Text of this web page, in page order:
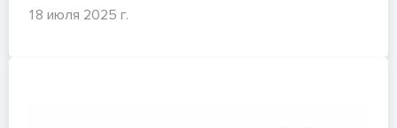
18 июля 2025 г.